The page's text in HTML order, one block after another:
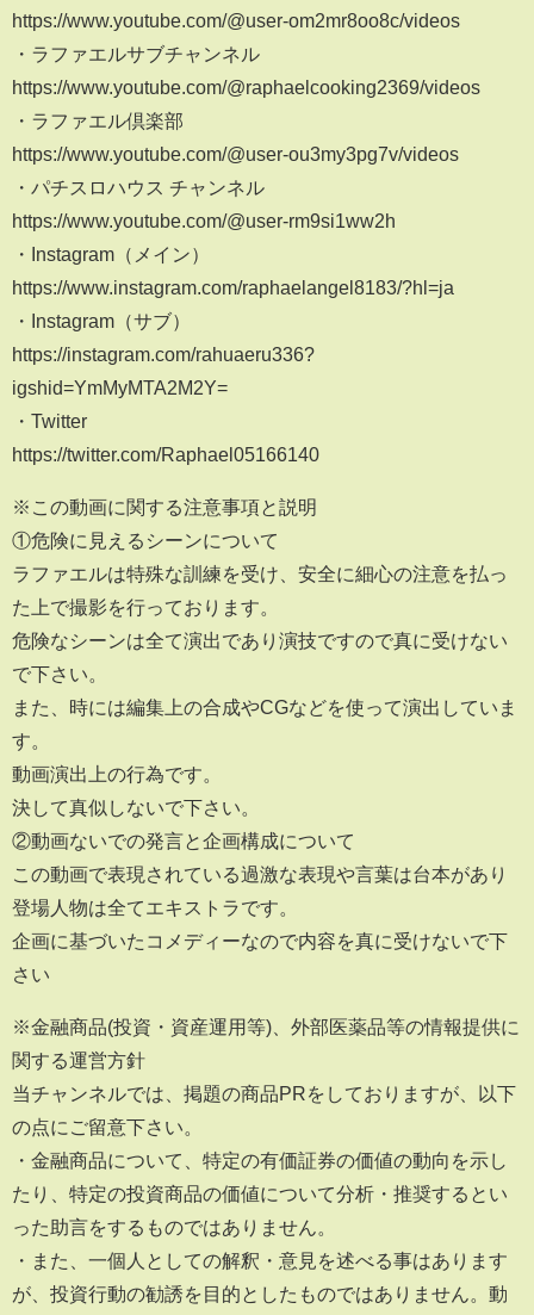
https://www.youtube.com/@user-om2mr8oo8c/videos
・ラファエルサブチャンネル
https://www.youtube.com/@raphaelcooking2369/videos
・ラファエル倶楽部
https://www.youtube.com/@user-ou3my3pg7v/videos
・パチスロハウス チャンネル
https://www.youtube.com/@user-rm9si1ww2h
・Instagram（メイン）
https://www.instagram.com/raphaelangel8183/?hl=ja
・Instagram（サブ）
https://instagram.com/rahuaeru336?
igshid=YmMyMTA2M2Y=
・Twitter
https://twitter.com/Raphael05166140
※この動画に関する注意事項と説明
①危険に見えるシーンについて
ラファエルは特殊な訓練を受け、安全に細心の注意を払っ
た上で撮影を行っております。
危険なシーンは全て演出であり演技ですので真に受けない
で下さい。
また、時には編集上の合成やCGなどを使って演出していま
す。
動画演出上の行為です。
決して真似しないで下さい。
②動画ないでの発言と企画構成について
この動画で表現されている過激な表現や言葉は台本があり
登場人物は全てエキストラです。
企画に基づいたコメディーなので内容を真に受けないで下
さい
※金融商品(投資・資産運用等)、外部医薬品等の情報提供に
関する運営方針
当チャンネルでは、掲題の商品PRをしておりますが、以下
の点にご留意下さい。
・金融商品について、特定の有価証券の価値の動向を示し
たり、特定の投資商品の価値について分析・推奨するとい
った助言をするものではありません。
・また、一個人としての解釈・意見を述べる事はあります
が、投資行動の勧誘を目的としたものではありません。動